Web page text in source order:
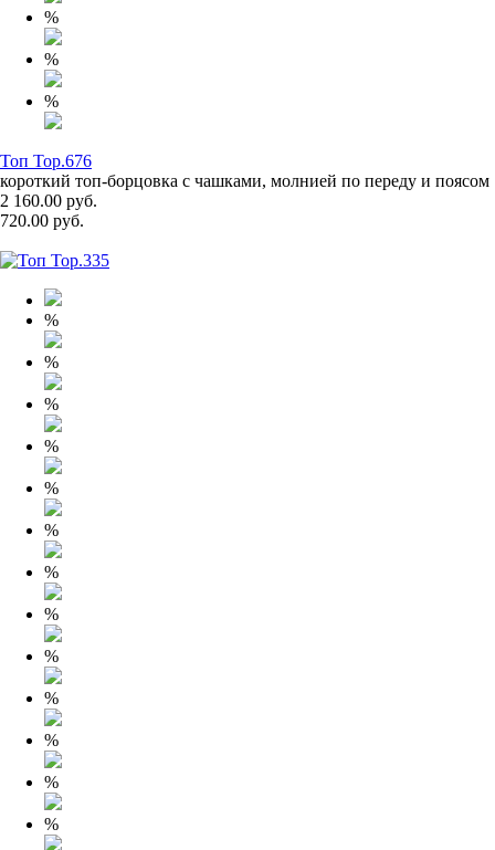
%
%
%
Топ Top.676
короткий топ-борцовка с чашками, молнией по переду и поясом
2 160.00 руб.
720.00 руб.
%
%
%
%
%
%
%
%
%
%
%
%
%